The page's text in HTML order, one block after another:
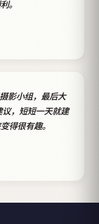
。
影小组，最后大
，短短一天就建
得很有趣。